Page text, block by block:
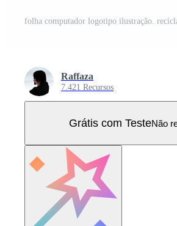
Raffaza
7.421 Recursos
Grátis com TesteNão